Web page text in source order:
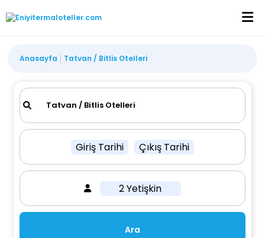
Anasayfa Tatvan / Bitlis Otelleri
Giriş Tarihi Çıkış Tarihi
2 Yetişkin
Ara